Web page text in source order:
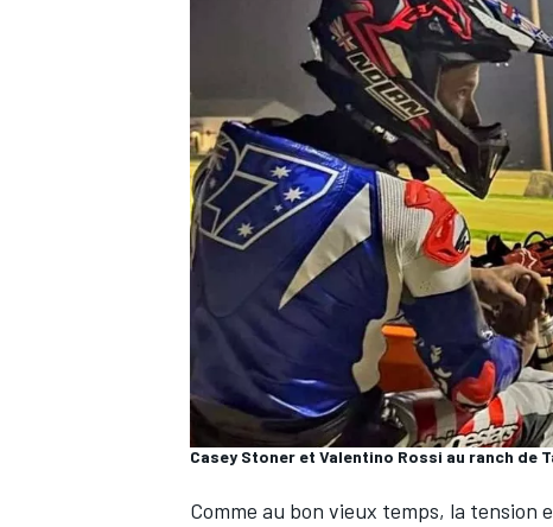
Casey Stoner et Valentino Rossi au ranch de
Comme au bon vieux temps, la tension